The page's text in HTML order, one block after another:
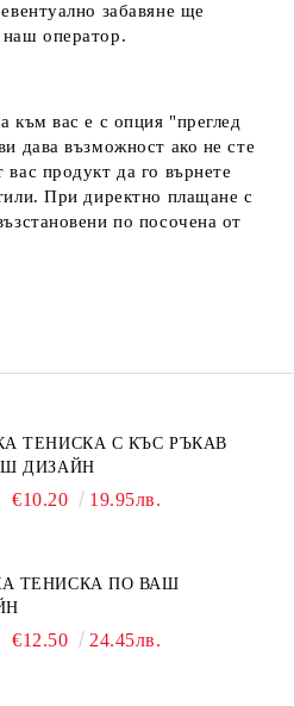
забавяне ще
оператор.
към вас е с опция "преглед
дава възможност ако не сте
продукт да го върнете
При директно плащане с
по посочена от
ТЕНИСКА С КЪС РЪКАВ
ДИЗАЙН
€10.20 19.95лв.
ТЕНИСКА ПО ВАШ
€12.50 24.45лв.